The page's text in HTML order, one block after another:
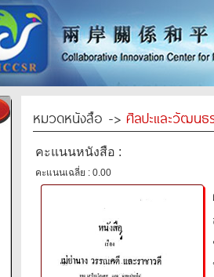
หมวดหนังสือ -> ศิลปะและวัฒนธ
คะแนนหนังสือ :
คะแนนเฉลี่ย : 0.00